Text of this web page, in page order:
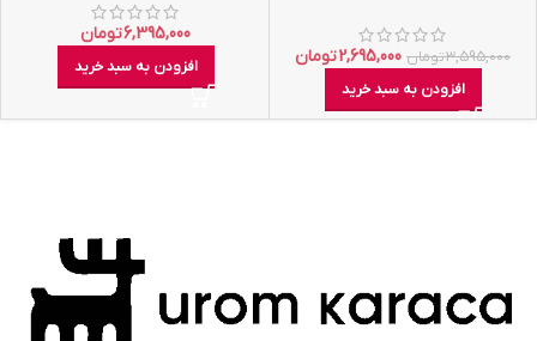
3,595,000تومان 2,695,000تومان
افزودن به سبد خرید
6,395,000تومان
افزودن به سبد خرید